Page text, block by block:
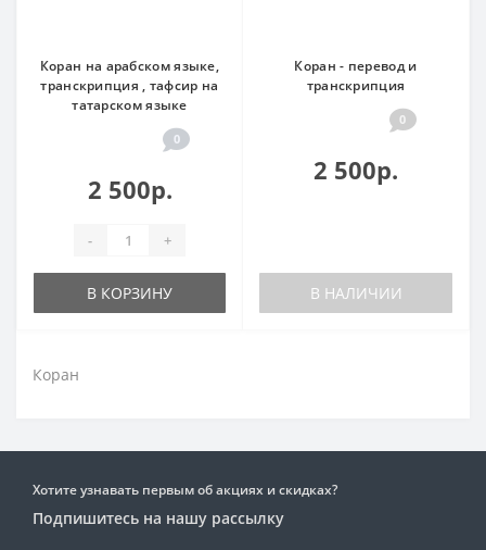
Коран на арабском языке,
транскрипция , тафсир на
татарском языке
0
2 500р.
- +
В КОРЗИНУ
Коран - перевод и
транскрипция
0
2 500р.
В НАЛИЧИИ
Коран
Хотите узнавать первым об акциях и скидках?
Подпишитесь на нашу рассылку